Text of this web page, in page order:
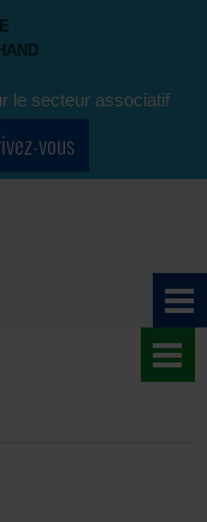
le secteur associatif
vous